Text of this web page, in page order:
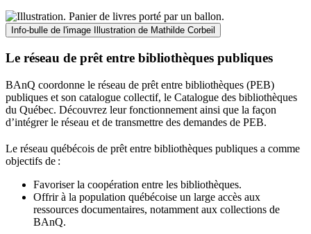
Info-bulle de l'image Illustration de Mathilde Corbeil
Le réseau de prêt entre bibliothèques publiques
BAnQ coordonne le réseau de prêt entre bibliothèques (PEB)
publiques et son catalogue collectif, le Catalogue des bibliothèques
du Québec. Découvrez leur fonctionnement ainsi que la façon
d’intégrer le réseau et de transmettre des demandes de PEB.
Le réseau québécois de prêt entre bibliothèques publiques a comme
objectifs de :
Favoriser la coopération entre les bibliothèques.
Offrir à la population québécoise un large accès aux
ressources documentaires, notamment aux collections de
BAnQ.